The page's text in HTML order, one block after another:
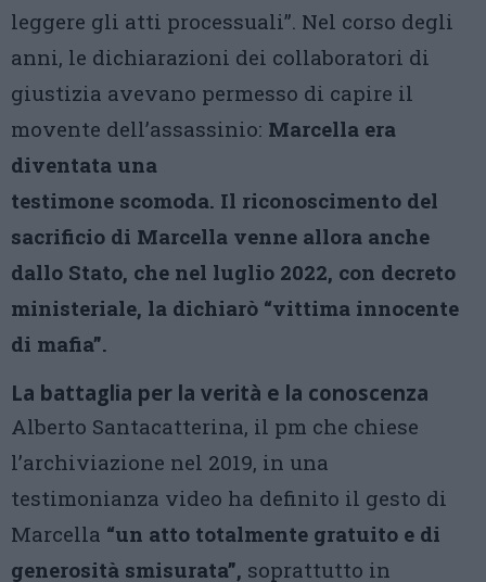
leggere gli atti processuali”. Nel corso degli
anni, le dichiarazioni dei collaboratori di
giustizia avevano permesso di capire il
movente dell’assassinio: Marcella era
diventata una
testimone scomoda. Il riconoscimento del
sacrificio di Marcella venne allora anche
dallo Stato, che nel luglio 2022, con decreto
ministeriale, la dichiarò “vittima innocente
di mafia”.
La battaglia per la verità e la conoscenza
Alberto Santacatterina, il pm che chiese
l’archiviazione nel 2019, in una
testimonianza video ha definito il gesto di
Marcella “un atto totalmente gratuito e di
generosità smisurata”, soprattutto in